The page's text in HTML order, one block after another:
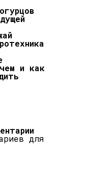
и как
для